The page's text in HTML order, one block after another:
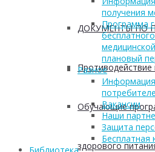
ДОКУМЕНТЫ ПО
Противодействие
Обучающие
здорового
получения
Программа
плановый
Разное
Вакансии
Наши
Защита